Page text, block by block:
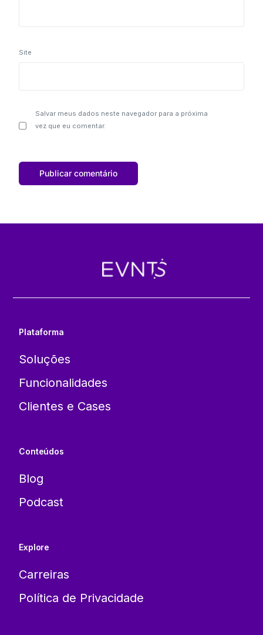
Site
Salvar meus dados neste navegador para a próxima
vez que eu comentar.
Plataforma
Soluções
Funcionalidades
Clientes e Cases
Conteúdos
Blog
Podcast
Explore
Carreiras
Política de Privacidade